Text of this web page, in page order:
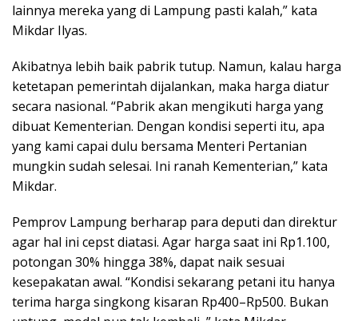
lainnya mereka yang di Lampung pasti kalah,” kata
Mikdar Ilyas.
Akibatnya lebih baik pabrik tutup. Namun, kalau harga
ketetapan pemerintah dijalankan, maka harga diatur
secara nasional. “Pabrik akan mengikuti harga yang
dibuat Kementerian. Dengan kondisi seperti itu, apa
yang kami capai dulu bersama Menteri Pertanian
mungkin sudah selesai. Ini ranah Kementerian,” kata
Mikdar.
Pemprov Lampung berharap para deputi dan direktur
agar hal ini cepst diatasi. Agar harga saat ini Rp1.100,
potongan 30% hingga 38%, dapat naik sesuai
kesepakatan awal. “Kondisi sekarang petani itu hanya
terima harga singkong kisaran Rp400–Rp500. Bukan